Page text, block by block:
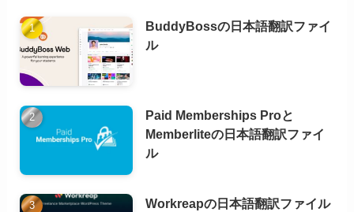
BuddyBossの日本語翻訳ファイ
ル
Paid Memberships Proと
Memberliteの日本語翻訳ファイ
ル
Workreapの日本語翻訳ファイル